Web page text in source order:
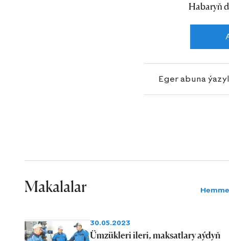
Habaryň
Eger abuna
Makalalar
30.05.2023
Ümzükleri ileri, maksatlary aýdyň